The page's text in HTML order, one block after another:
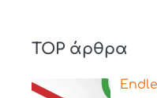
TOP άρθρα